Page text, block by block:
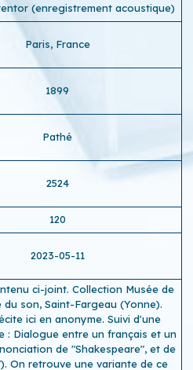
(enregistrement acoustique)
Paris, France
1899
Pathé
2524
120
2023-05-11
ci-joint. Collection Musée de
du son, Saint-Fargeau (Yonne).
ici en anonyme. Suivi d'une
: Dialogue entre un français et un
de "Shakespeare", et de
On retrouve une variante de ce